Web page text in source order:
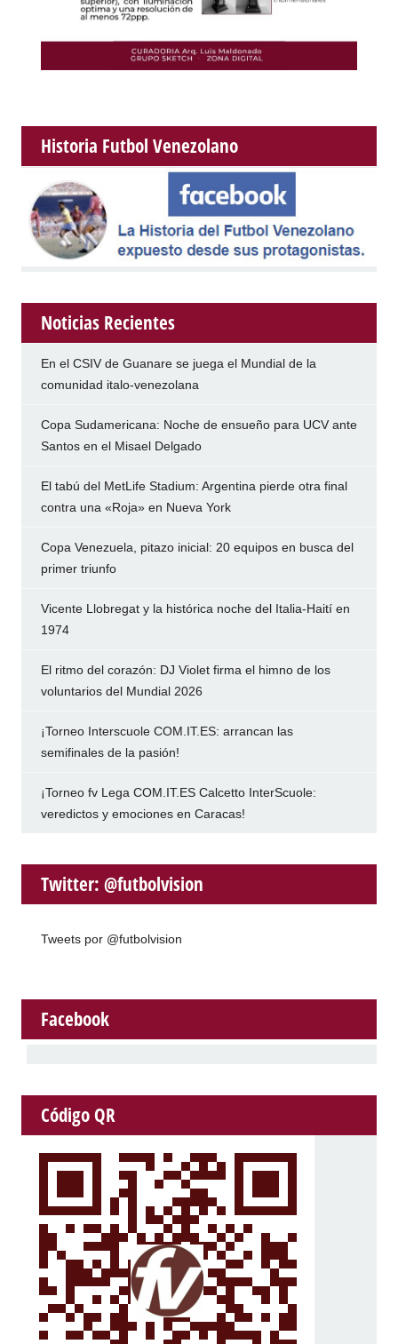
Historia Futbol Venezolano
Noticias Recientes
En el CSIV de Guanare se juega el Mundial de la
comunidad italo-venezolana
Copa Sudamericana: Noche de ensueño para UCV ante
Santos en el Misael Delgado
El tabú del MetLife Stadium: Argentina pierde otra final
contra una «Roja» en Nueva York
Copa Venezuela, pitazo inicial: 20 equipos en busca del
primer triunfo
Vicente Llobregat y la histórica noche del Italia-Haití en
1974
El ritmo del corazón: DJ Violet firma el himno de los
voluntarios del Mundial 2026
¡Torneo Interscuole COM.IT.ES: arrancan las
semifinales de la pasión!
¡Torneo fv Lega COM.IT.ES Calcetto InterScuole:
veredictos y emociones en Caracas!
Twitter: @futbolvision
Tweets por @futbolvision
Facebook
Código QR